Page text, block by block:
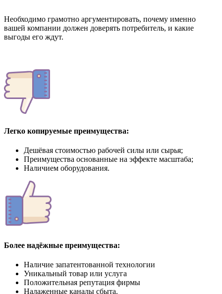
Необходимо грамотно аргументировать, почему именно
вашей компании должен доверять потребитель, и какие
выгоды его ждут.
Легко копируемые преимущества:
Дешёвая стоимостью рабочей силы или сырья;
Преимущества основанные на эффекте масштаба;
Наличием оборудования.
Более надёжные преимущества:
Наличие запатентованной технологии
Уникальный товар или услуга
Положительная репутация фирмы
Налаженные каналы сбыта.